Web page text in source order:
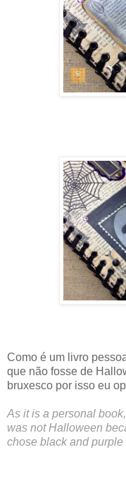
Como é um livro
que não fosse de
bruxesco por isso eu
As it is a personal
was not Halloween
chose black and